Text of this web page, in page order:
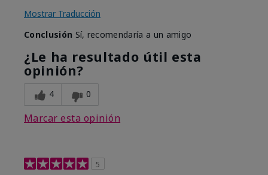
Mostrar Traducción
Conclusión Sí, recomendaría a un amigo
¿Le ha resultado útil esta
opinión?
4 0
Marcar esta opinión
5